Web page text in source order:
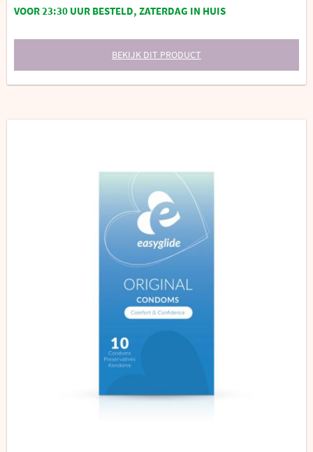
VOOR 23:30 UUR BESTELD, ZATERDAG IN HUIS
BEKIJK DIT PRODUCT